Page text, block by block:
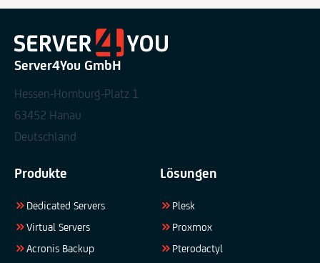
Server4You GmbH
Hessen-Homburg-Platz 1
63452 Hanau
Deutschland
Produkte
Dedicated Servers
Virtual Servers
Acronis Backup
Lösungen
Plesk
Proxmox
Pterodactyl